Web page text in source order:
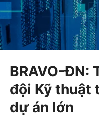
BRAVO-ĐN:
đội Kỹ thuật
dự án lớn